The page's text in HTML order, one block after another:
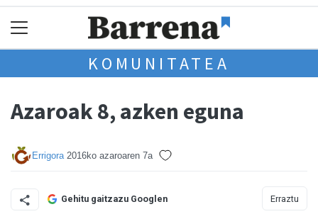
KOMUNITATEA
Azaroak 8, azken eguna
Errigora 2016ko azaroaren 7a
Gehitu gaitzazu Googlen Erraztu